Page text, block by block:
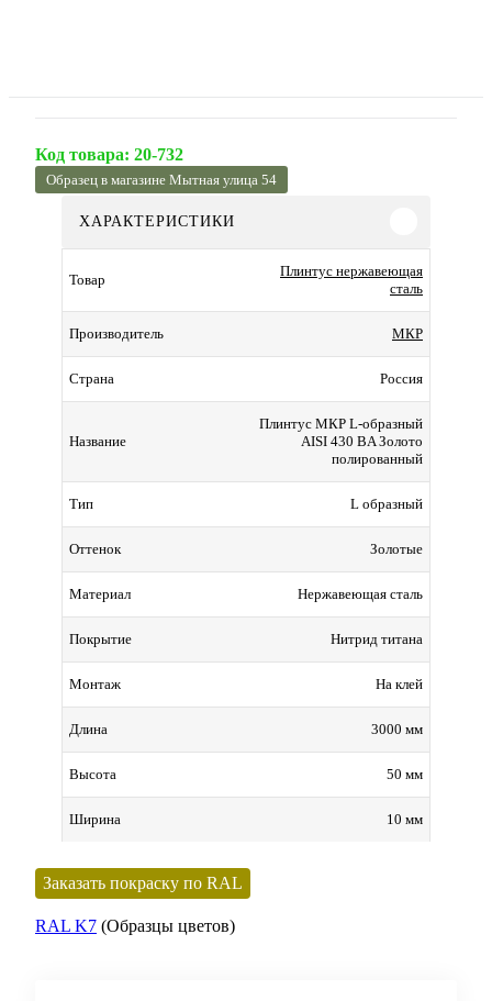
Код товара: 20-732
Образец в магазине Мытная улица 54
ХАРАКТЕРИСТИКИ
Товар
Плинтус нержавеющая
сталь
Производитель МКР
Страна Россия
Название
Плинтус МКР L-образный
AISI 430 BA Золото
полированный
Тип L образный
Оттенок Золотые
Материал Нержавеющая сталь
Покрытие Нитрид титана
Монтаж На клей
Длина 3000 мм
Высота 50 мм
Ширина 10 мм
Заказать покраску по RAL
RAL K7 (Образцы цветов)